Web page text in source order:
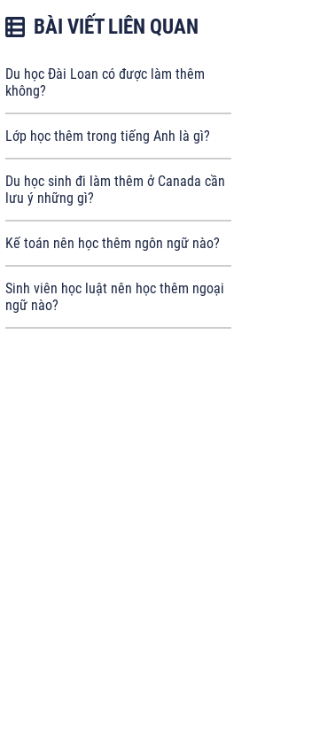
BÀI VIẾT LIÊN QUAN
Du học Đài Loan có được làm thêm
không?
Lớp học thêm trong tiếng Anh là gì?
Du học sinh đi làm thêm ở Canada cần
lưu ý những gì?
Kế toán nên học thêm ngôn ngữ nào?
Sinh viên học luật nên học thêm ngoại
ngữ nào?